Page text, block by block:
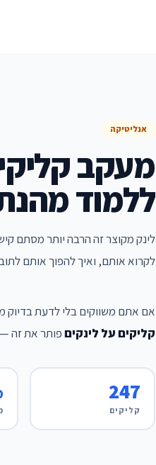
אנליטיקה
מעקב
ללמוד
לינק מקוצר זה הרבה יותר מסתם
לקרוא אותם, ואיך להפוך אותם
אם אתם משווקים בלי לדעת בדיוק
קליקים על לינקיםפותר את זה
247
קליקים